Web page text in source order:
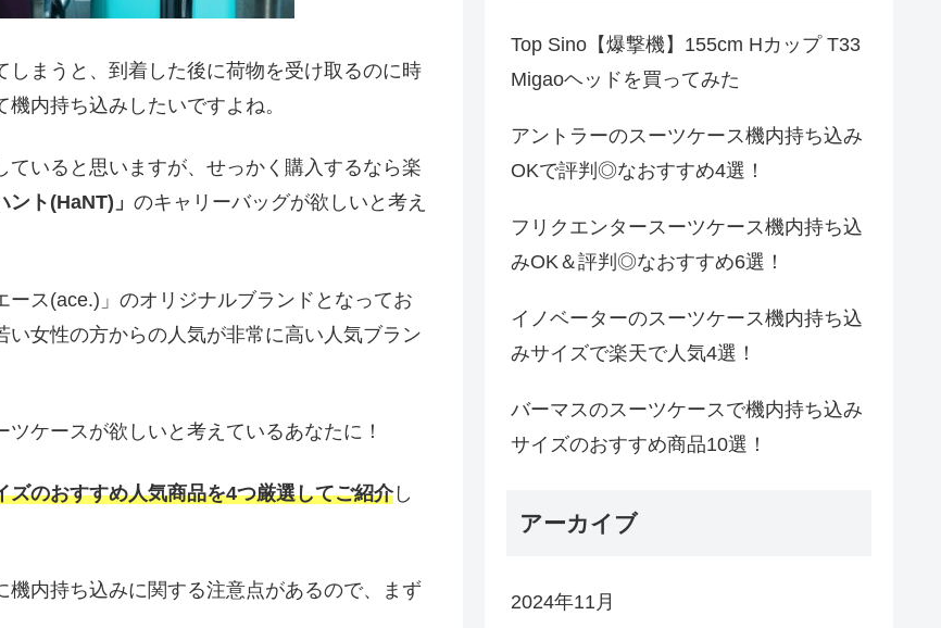
まうと、到着した後に荷物を受け取るのに時
内持ち込みしたいですよね。
いると思いますが、せっかく購入するなら楽
ント(HaNT)」 のキャリーバッグが欲しいと考え
ス(ace.)」のオリジナルブランドとなってお
女性の方からの人気が非常に高い人気ブラン
ケースが欲しいと考えているあなたに！
のおすすめ人気商品を4つ厳選してご紹介し
内持ち込みに関する注意点があるので、まず
Top Sino【爆撃機】155cm Hカップ T33
Migaoヘッドを買ってみた
アントラーのスーツケース機内持ち込み
OKで評判◎なおすすめ4選！
フリクエンタースーツケース機内持ち込
みOK＆評判◎なおすすめ6選！
イノベーターのスーツケース機内持ち込
みサイズで楽天で人気4選！
バーマスのスーツケースで機内持ち込み
サイズのおすすめ商品10選！
アーカイブ
2024年11月